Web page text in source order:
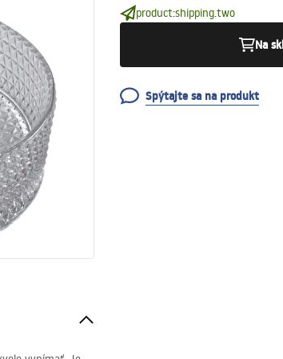
product:shipping.two
Na
Spýtajte sa na produkt